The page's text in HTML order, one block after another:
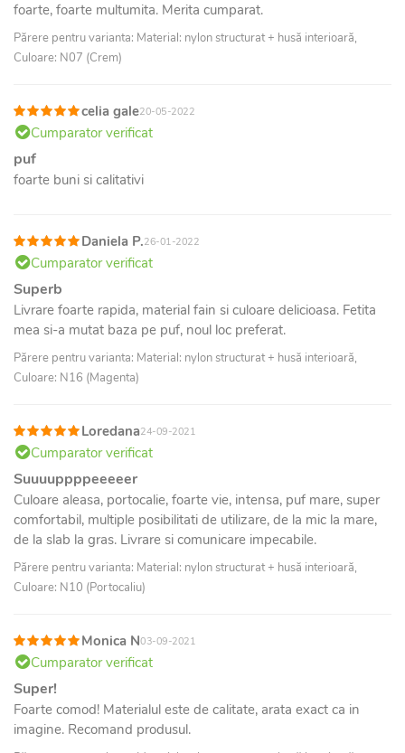
foarte, foarte multumita. Merita cumparat.
Părere pentru varianta: Material: nylon structurat + husă interioară,
Culoare: N07 (Crem)
celia gale20-05-2022
Cumparator verificat
puf
foarte buni si calitativi
Daniela P.26-01-2022
Cumparator verificat
Superb
Livrare foarte rapida, material fain si culoare delicioasa. Fetita
mea si-a mutat baza pe puf, noul loc preferat.
Părere pentru varianta: Material: nylon structurat + husă interioară,
Culoare: N16 (Magenta)
Loredana24-09-2021
Cumparator verificat
Suuuuppppeeeeer
Culoare aleasa, portocalie, foarte vie, intensa, puf mare, super
comfortabil, multiple posibilitati de utilizare, de la mic la mare,
de la slab la gras. Livrare si comunicare impecabile.
Părere pentru varianta: Material: nylon structurat + husă interioară,
Culoare: N10 (Portocaliu)
Monica N03-09-2021
Cumparator verificat
Super!
Foarte comod! Materialul este de calitate, arata exact ca in
imagine. Recomand produsul.